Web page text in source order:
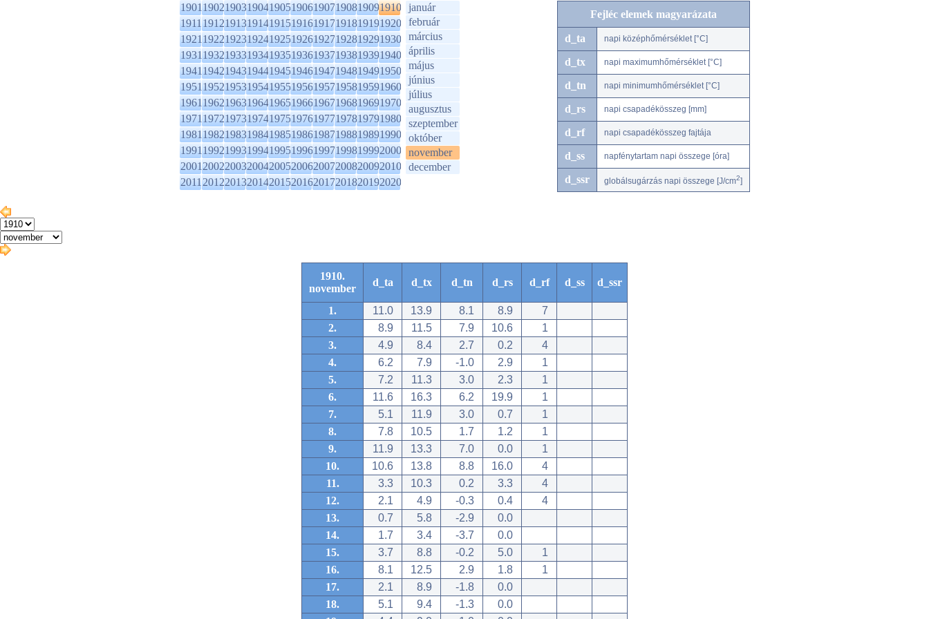
1901190219031904190519061907190819091910
1911191219131914191519161917191819191920
1921192219231924192519261927192819291930
1931193219331934193519361937193819391940
1941194219431944194519461947194819491950
1951195219531954195519561957195819591960
1961196219631964196519661967196819691970
1971197219731974197519761977197819791980
1981198219831984198519861987198819891990
1991199219931994199519961997199819992000
2001200220032004200520062007200820092010
2011201220132014201520162017201820192020
január
február
március
április
május
június
július
augusztus
szeptember
október
november
december
Fejléc elemek magyarázata
d_ta napi középhőmérséklet [°C]
d_tx napi maximumhőmérséklet [°C]
d_tn napi minimumhőmérséklet [°C]
d_rs napi csapadékösszeg [mm]
d_rf napi csapadékösszeg fajtája
d_ss napfénytartam napi összege [óra]
d_ssr globálsugárzás napi összege [J/cm2]
1910.
november
d_ta d_tx d_tn d_rs d_rf d_ss d_ssr
1. 11.0 13.9 8.1 8.9
7
2.
8.9 11.5 7.9 10.6
1
3.
4.9 8.4 2.7 0.2
4
4.
6.2 7.9 -1.0 2.9
1
5.
7.2 11.3 3.0 2.3
1
6.
11.6 16.3 6.2 19.9
1
7.
5.1 11.9 3.0 0.7
1
8.
7.8 10.5 1.7 1.2
1
9.
11.9 13.3 7.0 0.0
1
10.
10.6 13.8 8.8 16.0
4
11.
3.3 10.3 0.2 3.3
4
12.
2.1 4.9 -0.3 0.4
4
13.
0.7 5.8 -2.9
0.0
14.
1.7 3.4 -3.7
0.0
15.
3.7 8.8 -0.2 5.0
1
16.
8.1 12.5 2.9 1.8
1
17.
2.1 8.9 -1.8
0.0
18.
5.1 9.4 -1.3
0.0